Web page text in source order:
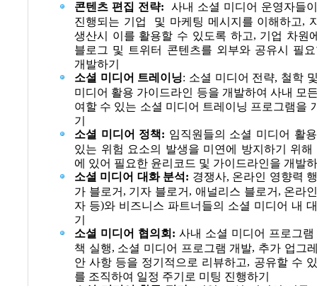
콘텐츠 편집 전략: 사내 소셜 미디어 운영자들
진행되는 기업 및 마케팅 메시지를 이해하고,
생산시 이를 활용할 수 있도록 하고, 기업 차원
블로그 및 트위터 콘텐츠를 외부와 공유시 필
개발하기
소셜 미디어 트레이닝: 소셜 미디어 전략, 철학
미디어 활용 가이드라인 등을 개발하여 사내 모
여할 수 있는 소셜 미디어 트레이닝 프로그램을
기
소셜 미디어 정책: 임직원들의 소셜 미디어 활
있는 위험 요소의 발생을 미연에 방지하기 위
에 있어 필요한 윤리코드 및 가이드라인을 개발
소셜 미디어 대화 분석: 경쟁사, 온라인 영향력
가 블로거 , 기자 블로거 , 애널리스 블로거 , 온라
자 등)와 비즈니스 파트너들의 소셜 미디어 내
기
소셜 미디어 협의회 : 사내 소셜 미디어 프로그
책 실행, 소셜 미디어 프로그램 개발, 추가 업그
안 사항 등을 정기적으로 리뷰하고, 공유할 수
를 조직하여 일정 주기로 미팅 진행하기